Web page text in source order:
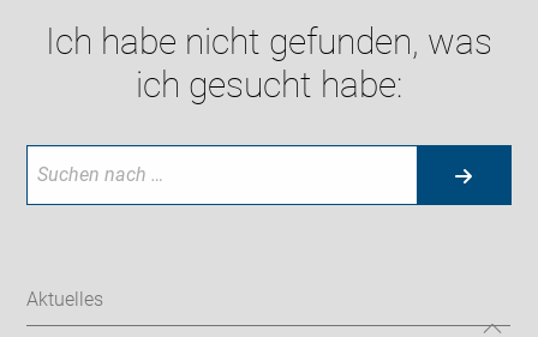
Ich habe nicht gefunden, was
ich gesucht habe:
Aktuelles